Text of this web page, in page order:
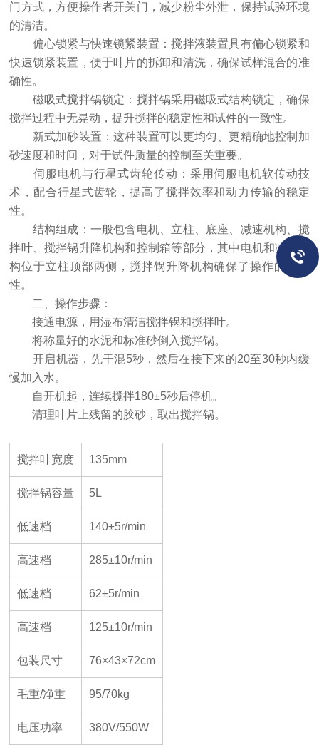
门方式，方便操作者开关门，减少粉尘外泄，保持试验环境
的清洁。
偏心锁紧与快速锁紧装置：搅拌液装置具有偏心锁紧和
快速锁紧装置，便于叶片的拆卸和清洗，确保试样混合的准
确性。
磁吸式搅拌锅锁定：搅拌锅采用磁吸式结构锁定，确保
搅拌过程中无晃动，提升搅拌的稳定性和试件的一致性。
新式加砂装置：这种装置可以更均匀、更精确地控制加
砂速度和时间，对于试件质量的控制至关重要。
伺服电机与行星式齿轮传动：采用伺服电机软传动技
术，配合行星式齿轮，提高了搅拌效率和动力传输的稳定
性。
结构组成：一般包含电机、立柱、底座、减速机构、搅
拌叶、搅拌锅升降机构和控制箱等部分，其中电机和减速机
构位于立柱顶部两侧，搅拌锅升降机构确保了操作的便利
性。
二、操作步骤：
接通电源，用湿布清洁搅拌锅和搅拌叶。
将称量好的水泥和标准砂倒入搅拌锅。
开启机器，先干混5秒，然后在接下来的20至30秒内缓
慢加入水。
自开机起，连续搅拌180±5秒后停机。
清理叶片上残留的胶砂，取出搅拌锅。
搅拌叶宽度 135mm
搅拌锅容量 5L
低速档 140±5r/min
高速档 285±10r/min
低速档 62±5r/min
高速档 125±10r/min
包装尺寸 76×43×72cm
毛重/净重 95/70kg
电压功率 380V/550W